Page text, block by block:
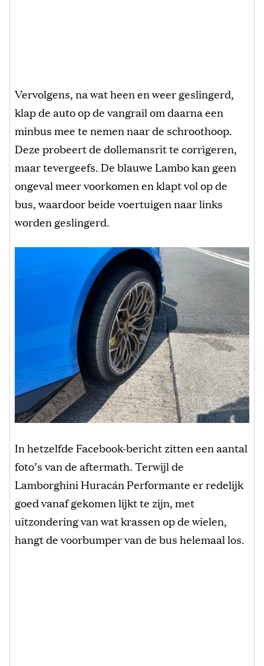
Vervolgens, na wat heen en weer geslingerd,
klap de auto op de vangrail om daarna een
minbus mee te nemen naar de schroothoop.
Deze probeert de dollemansrit te corrigeren,
maar tevergeefs. De blauwe Lambo kan geen
ongeval meer voorkomen en klapt vol op de
bus, waardoor beide voertuigen naar links
worden geslingerd.
In hetzelfde Facebook-bericht zitten een aantal
foto’s van de aftermath. Terwijl de
Lamborghini Huracán Performante er redelijk
goed vanaf gekomen lijkt te zijn, met
uitzondering van wat krassen op de wielen,
hangt de voorbumper van de bus helemaal los.